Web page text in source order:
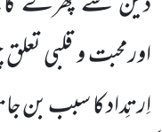
اورمحبت و قلبی
اِرتِداد کا سبب بن